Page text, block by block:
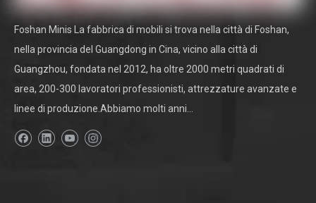
Foshan Minis La fabbrica di mobili si trova nella città di Foshan,
nella provincia del Guangdong in Cina, vicino alla città di
Guangzhou, fondata nel 2012, ha oltre 2000 metri quadrati di
area, 200-300 lavoratori professionisti, attrezzature avanzate e
linee di produzione.Abbiamo molti anni...